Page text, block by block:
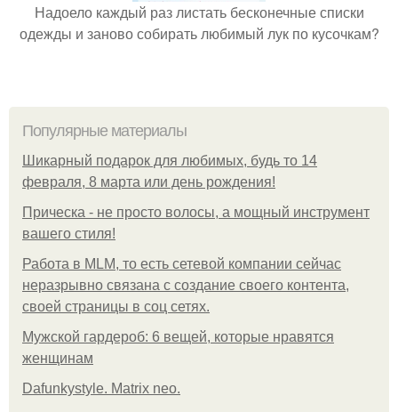
Надоело каждый раз листать бесконечные списки
одежды и заново собирать любимый лук по кусочкам?
Популярные материалы
Шикарный подарок для любимых, будь то 14
февраля, 8 марта или день рождения!
Прическа - не просто волосы, а мощный инструмент
вашего стиля!
Работа в MLM, то есть сетевой компании сейчас
неразрывно связана с создание своего контента,
своей страницы в соц сетях.
Мужской гардероб: 6 вещей, которые нравятся
женщинам
Dafunkystyle. Matrix neo.